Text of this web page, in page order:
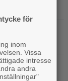
4 500
för
inom
Vissa
intresse
andra